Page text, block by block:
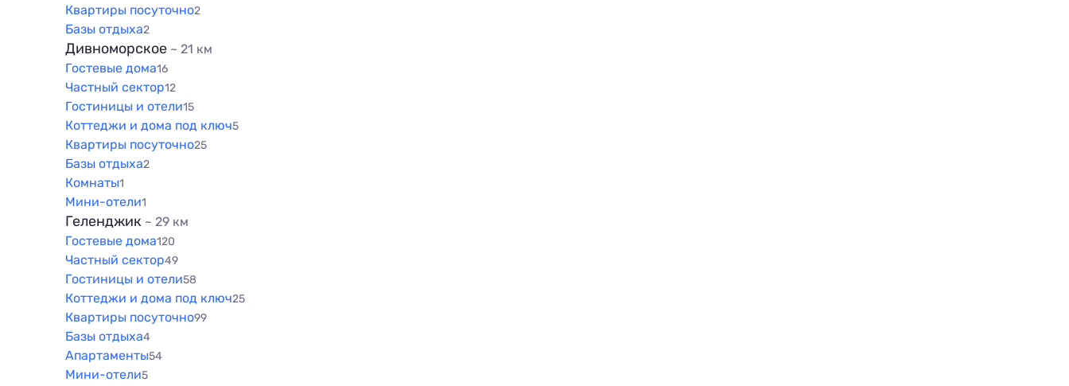
Квартиры посуточно2
Базы отдыха2
Дивноморское ~ 21 км
Гостевые дома16
Частный сектор12
Гостиницы и отели15
Коттеджи и дома под ключ5
Квартиры посуточно25
Базы отдыха2
Комнаты1
Мини-отели1
Геленджик ~ 29 км
Гостевые дома120
Частный сектор49
Гостиницы и отели58
Коттеджи и дома под ключ25
Квартиры посуточно99
Базы отдыха4
Апартаменты54
Мини-отели5